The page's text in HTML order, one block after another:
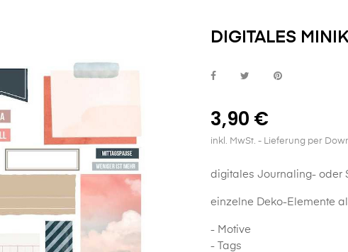
DIGITALES
3,90 €
inkl. MwSt. - Lieferung per
digitales Journaling- oder
einzelne Deko-Elemente
- Motive
- Tags